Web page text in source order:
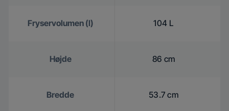
Fryservolumen (l) 104 L
Højde 86 cm
Bredde 53.7 cm